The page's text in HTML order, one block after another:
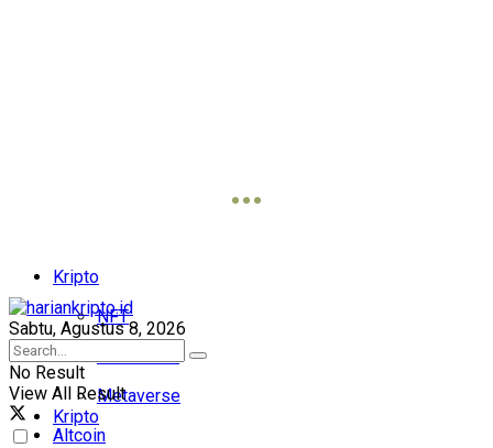
Kripto
NFT
Blockchain
Metaverse
Altcoin
Sabtu, Agustus 8, 2026
No Result
View All Result
Kripto